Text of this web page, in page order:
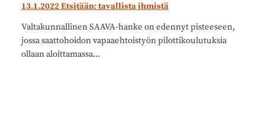
13.1.2022 Etsitään: tavallista ihmistä
Valtakunnallinen SAAVA-hanke on edennyt pisteeseen,
jossa saattohoidon vapaaehtoistyön pilottikoulutuksia
ollaan aloittamassa...